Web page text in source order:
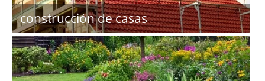
construcción de casas